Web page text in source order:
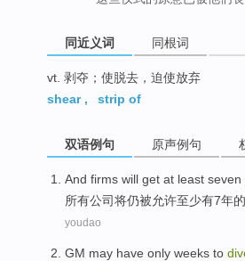
同近义词 同根词
vt. 剥夺；使脱去，迫使放弃
shear, strip of
双语例句 原声例句
And firms will get at least seven
所有公司将仍被允许至少有7年
youdao
GM may have only weeks to